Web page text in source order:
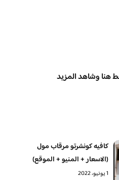
هنا وشاهد المزيد
كافيه كونشرتو مرقاب مول
(الاسعار + المنيو + الموقع)
1 يونيو، 2022